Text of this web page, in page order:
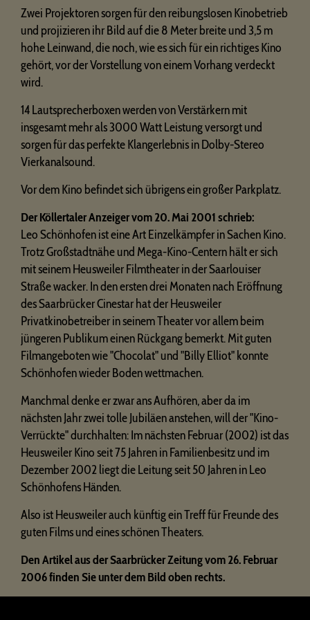
Zwei Projektoren sorgen für den reibungslosen Kinobetrieb
und projizieren ihr Bild auf die 8 Meter breite und 3,5 m
hohe Leinwand, die noch, wie es sich für ein richtiges Kino
gehört, vor der Vorstellung von einem Vorhang verdeckt
wird.
14 Lautsprecherboxen werden von Verstärkern mit
insgesamt mehr als 3000 Watt Leistung versorgt und
sorgen für das perfekte Klangerlebnis in Dolby-Stereo
Vierkanalsound.
Vor dem Kino befindet sich übrigens ein großer Parkplatz.
Der Köllertaler Anzeiger vom 20. Mai 2001 schrieb:
Leo Schönhofen ist eine Art Einzelkämpfer in Sachen Kino.
Trotz Großstadtnähe und Mega-Kino-Centern hält er sich
mit seinem Heusweiler Filmtheater in der Saarlouiser
Straße wacker. In den ersten drei Monaten nach Eröffnung
des Saarbrücker Cinestar hat der Heusweiler
Privatkinobetreiber in seinem Theater vor allem beim
jüngeren Publikum einen Rückgang bemerkt. Mit guten
Filmangeboten wie "Chocolat" und "Billy Elliot" konnte
Schönhofen wieder Boden wettmachen.
Manchmal denke er zwar ans Aufhören, aber da im
nächsten Jahr zwei tolle Jubiläen anstehen, will der "Kino-
Verrückte" durchhalten: Im nächsten Februar (2002) ist das
Heusweiler Kino seit 75 Jahren in Familienbesitz und im
Dezember 2002 liegt die Leitung seit 50 Jahren in Leo
Schönhofens Händen.
Also ist Heusweiler auch künftig ein Treff für Freunde des
guten Films und eines schönen Theaters.
Den Artikel aus der Saarbrücker Zeitung vom 26. Februar
2006 finden Sie unter dem Bild oben rechts.